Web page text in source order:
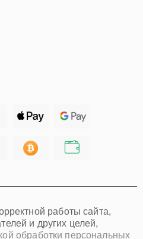
работы сайта,
и других целей,
обработки персональных